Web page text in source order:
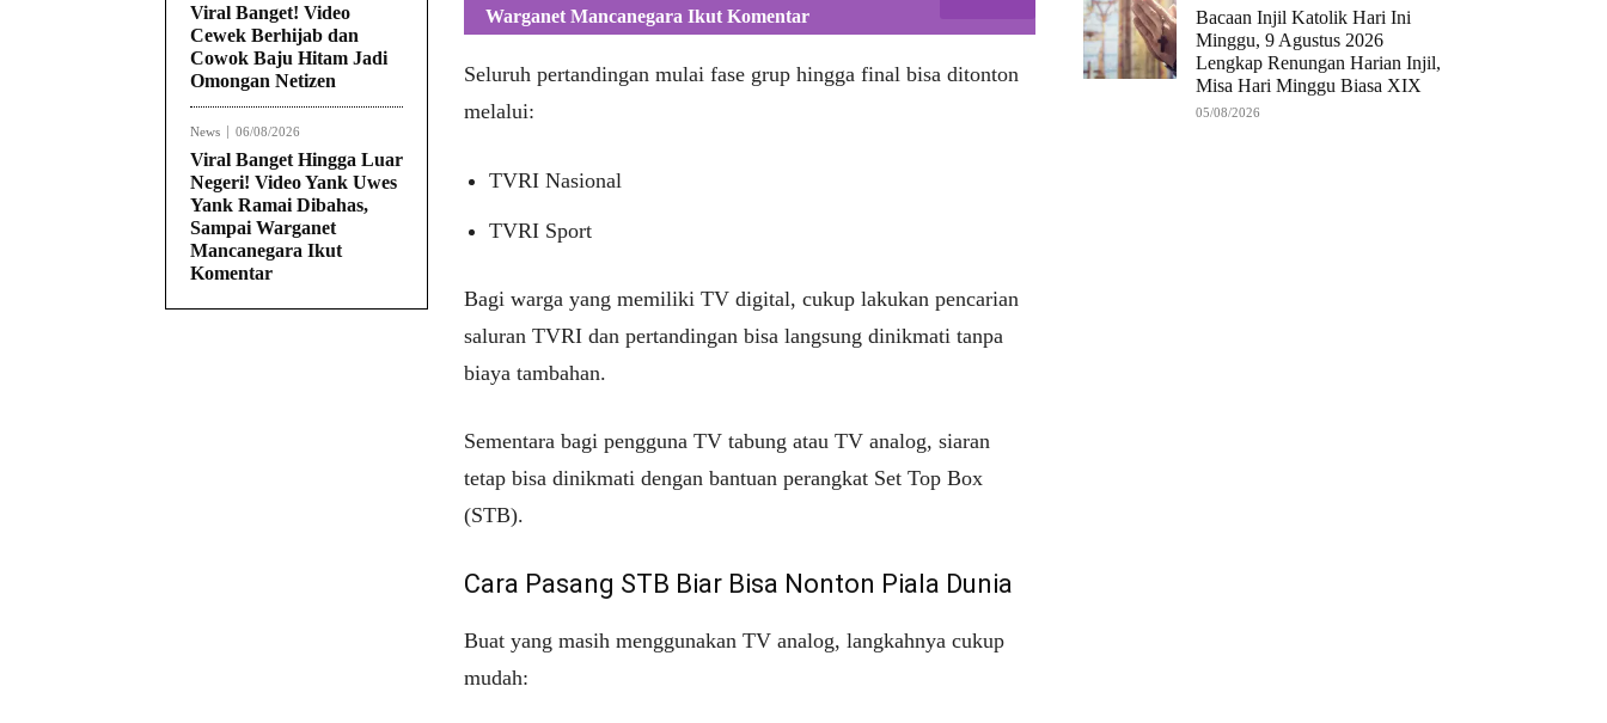
Viral Banget! Video
Cewek Berhijab dan
Cowok Baju Hitam Jadi
Omongan Netizen
News 06/08/2026
Viral Banget Hingga Luar
Negeri! Video Yank Uwes
Yank Ramai Dibahas,
Sampai Warganet
Mancanegara Ikut
Komentar
Warganet Mancanegara Ikut Komentar
Seluruh pertandingan mulai fase grup hingga final bisa ditonton
melalui:
TVRI Nasional
TVRI Sport
Bagi warga yang memiliki TV digital, cukup lakukan pencarian
saluran TVRI dan pertandingan bisa langsung dinikmati tanpa
biaya tambahan.
Sementara bagi pengguna TV tabung atau TV analog, siaran
tetap bisa dinikmati dengan bantuan perangkat Set Top Box
(STB).
Cara Pasang STB Biar Bisa Nonton Piala Dunia
Buat yang masih menggunakan TV analog, langkahnya cukup
mudah:
Bacaan Injil Katolik Hari Ini
Minggu, 9 Agustus 2026
Lengkap Renungan Harian Injil,
Misa Hari Minggu Biasa XIX
05/08/2026